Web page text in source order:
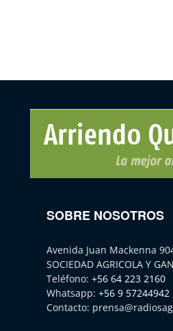
SOBRE NOSOTROS
Avenida Juan Mackenna
SOCIEDAD AGRICOLA Y
Teléfono: +56 64 223 2160
Whatsapp: +56 9 57244942
Contacto: